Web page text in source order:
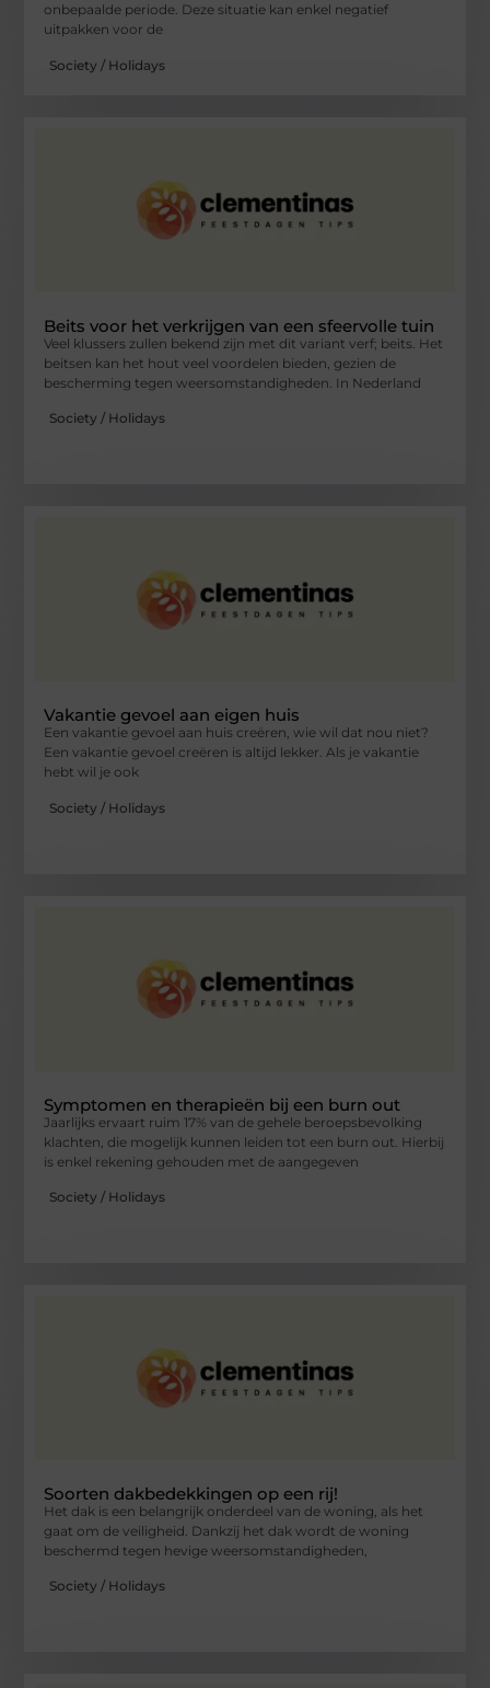
onbepaalde periode. Deze situatie kan enkel negatief
uitpakken voor de
Society / Holidays
Beits voor het verkrijgen van een sfeervolle tuin
Veel klussers zullen bekend zijn met dit variant verf; beits. Het
beitsen kan het hout veel voordelen bieden, gezien de
bescherming tegen weersomstandigheden. In Nederland
Society / Holidays
Vakantie gevoel aan eigen huis
Een vakantie gevoel aan huis creëren, wie wil dat nou niet?
Een vakantie gevoel creëren is altijd lekker. Als je vakantie
hebt wil je ook
Society / Holidays
Symptomen en therapieën bij een burn out
Jaarlijks ervaart ruim 17% van de gehele beroepsbevolking
klachten, die mogelijk kunnen leiden tot een burn out. Hierbij
is enkel rekening gehouden met de aangegeven
Society / Holidays
Soorten dakbedekkingen op een rij!
Het dak is een belangrijk onderdeel van de woning, als het
gaat om de veiligheid. Dankzij het dak wordt de woning
beschermd tegen hevige weersomstandigheden,
Society / Holidays